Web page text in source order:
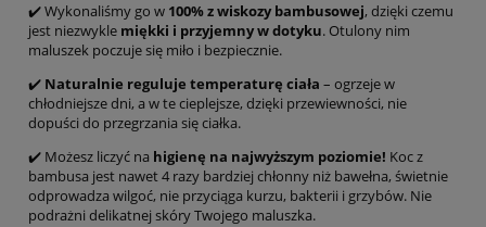
✔️ Wykonaliśmy go w 100% z wiskozy bambusowej, dzięki czemu
jest niezwykle miękki i przyjemny w dotyku. Otulony nim
maluszek poczuje się miło i bezpiecznie.
✔️ Naturalnie reguluje temperaturę ciała – ogrzeje w
chłodniejsze dni, a w te cieplejsze, dzięki przewiewności, nie
dopuści do przegrzania się ciałka.
✔️ Możesz liczyć na higienę na najwyższym poziomie! Koc z
bambusa jest nawet 4 razy bardziej chłonny niż bawełna, świetnie
odprowadza wilgoć, nie przyciąga kurzu, bakterii i grzybów. Nie
podrażni delikatnej skóry Twojego maluszka.